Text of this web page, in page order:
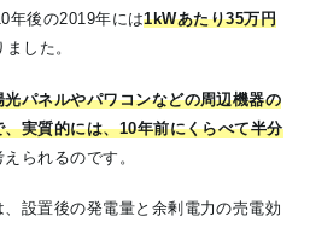
年後の2019年には1kWあたり35万円
ました。
パネルやパワコンなどの周辺機器の
実質的には、10年前にくらべて半分
えられるのです。
設置後の発電量と余剰電力の売電効